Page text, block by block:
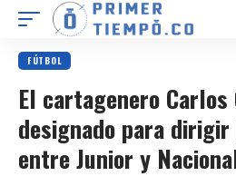
FÚTBOL
El cartagenero
designado para
entre Junior y